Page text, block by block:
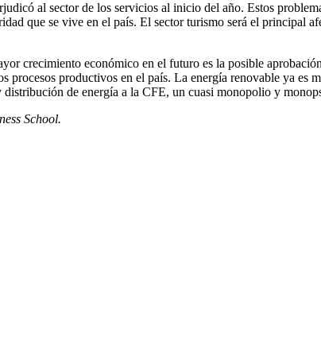
al sector de los servicios al inicio del año. Estos
que se vive en el país. El sector turismo será el principal
crecimiento económico en el futuro es la posible
procesos productivos en el país. La energía renovable ya es
de energía a la CFE, un cuasi monopolio y
School.